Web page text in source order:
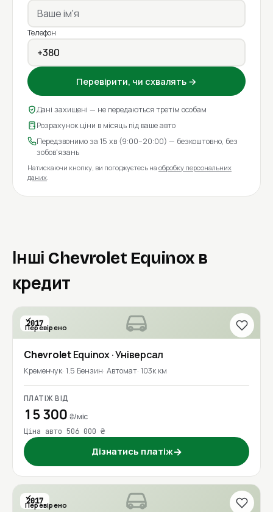
Телефон
Перевірити, чи схвалять →
Дані захищені — не передаються третім особам
Розрахунок ціни в місяць під ваше авто
Передзвонимо за 15 хв (9:00–20:00) — безкоштовно, без
зобов'язань
Натискаючи кнопку, ви погоджуєтесь на обробку персональних
даних.
Інші Chevrolet Equinox в
кредит
2017
Перевірено
ChevroletEquinox· Універсал
Кременчук 1.5 Бензин Автомат 103к км
ПЛАТІЖ ВІД
15 300 ₴/міс
Ціна авто 506 000 ₴
Дізнатись платіж→
2017
Перевірено